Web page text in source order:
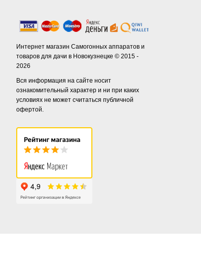
Интернет магазин Самогонных аппаратов и
товаров для дачи в Новокузнецке © 2015 -
2026
Вся информация на сайте носит
ознакомительный характер и ни при каких
условиях не может считаться публичной
офертой.